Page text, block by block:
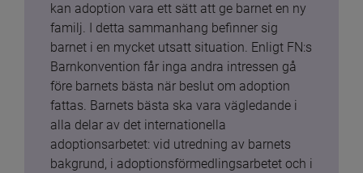
kan adoption vara ett sätt att ge barnet en ny
familj. I detta sammanhang befinner sig
barnet i en mycket utsatt situation. Enligt FN:s
Barnkonvention får inga andra intressen gå
före barnets bästa när beslut om adoption
fattas. Barnets bästa ska vara vägledande i
alla delar av det internationella
adoptionsarbetet: vid utredning av barnets
bakgrund, i adoptionsförmedlingsarbetet och i